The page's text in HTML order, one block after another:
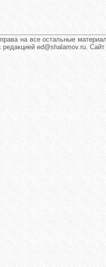
на все остальные
ed@shalamov.ru. Сайт